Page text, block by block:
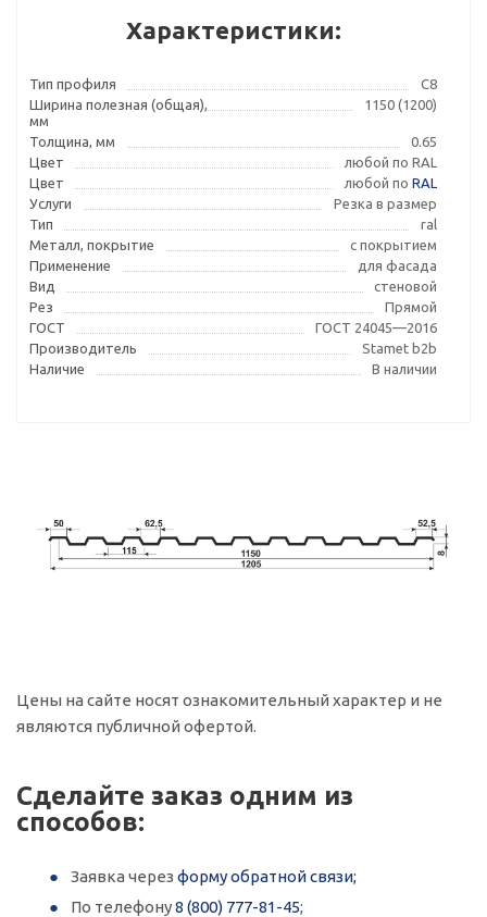
Характеристики:
Тип профиля
С8
Ширина полезная (общая),
мм
1150 (1200)
Толщина, мм
0.65
Цвет
любой по RAL
Цвет
любой по RAL
Услуги
Резка в размер
Тип
ral
Металл, покрытие
с покрытием
Применение
для фасада
Вид
стеновой
Рез
Прямой
ГОСТ
ГОСТ 24045—2016
Производитель
Stamet b2b
Наличие
В наличии
Цены на сайте носят ознакомительный характер и не
являются публичной офертой.
Сделайте заказ одним из
способов:
Заявка через форму обратной связи;
По телефону8 (800) 777-81-45;